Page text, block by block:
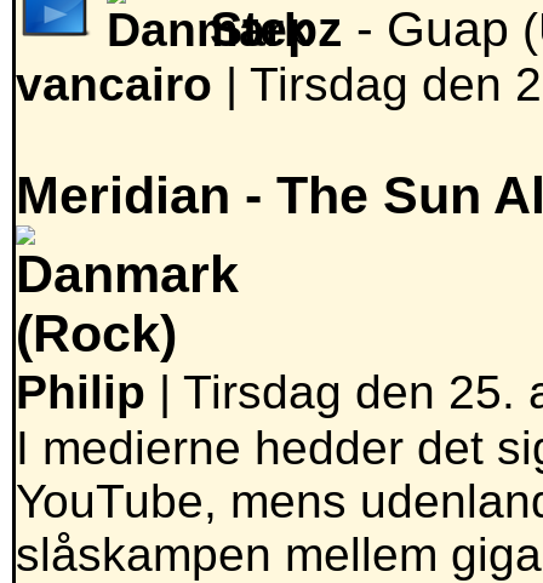
Stepz - Guap
vancairo | Tirsdag den
Meridian - The Sun
(Rock)
Philip | Tirsdag den 25.
I medierne hedder det
YouTube, mens
slåskampen mellem